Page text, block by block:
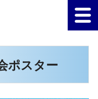
ポスター